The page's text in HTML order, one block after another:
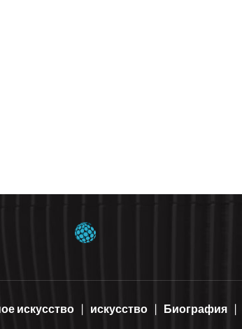
искусство искусство Биография